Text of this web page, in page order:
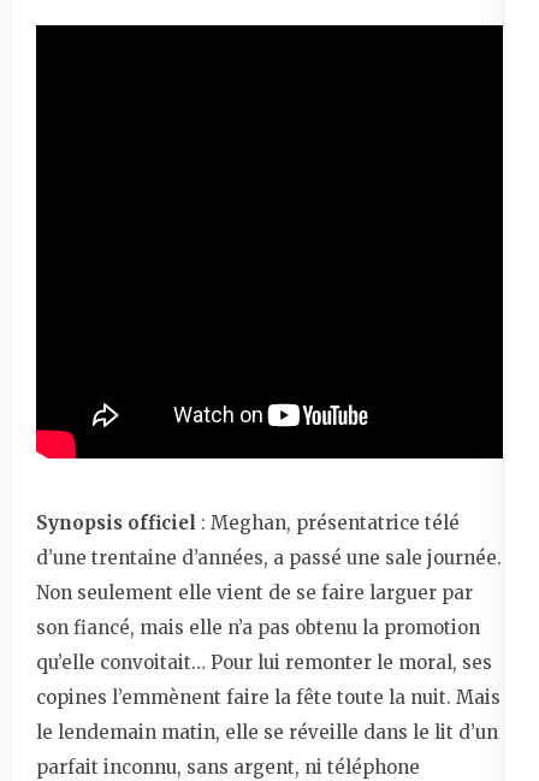
Synopsis officiel : Meghan, présentatrice télé
d’une trentaine d’années, a passé une sale journée.
Non seulement elle vient de se faire larguer par
son fiancé, mais elle n’a pas obtenu la promotion
qu’elle convoitait… Pour lui remonter le moral, ses
copines l’emmènent faire la fête toute la nuit. Mais
le lendemain matin, elle se réveille dans le lit d’un
parfait inconnu, sans argent, ni téléphone